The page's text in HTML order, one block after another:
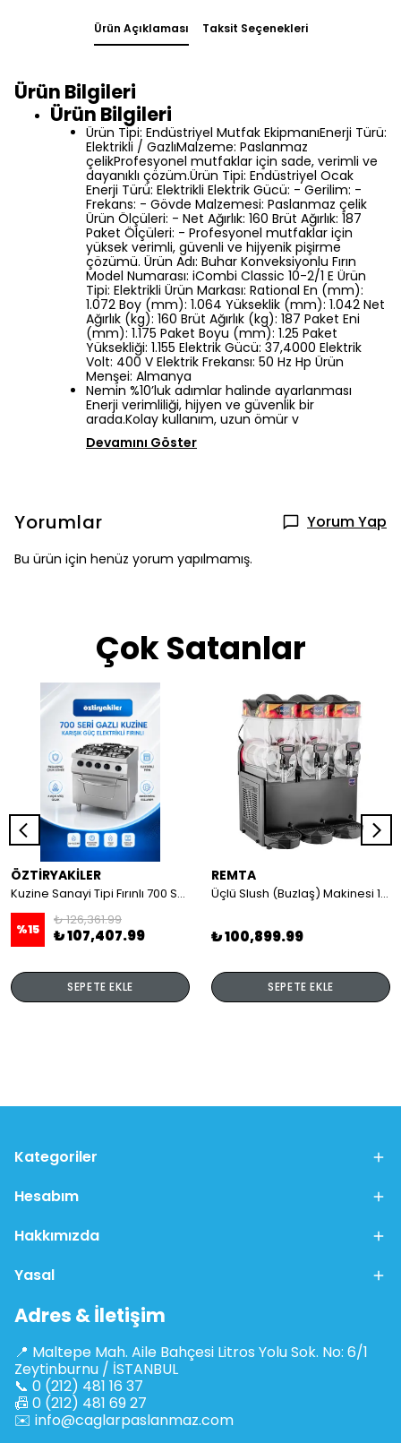
Ürün Açıklaması Taksit Seçenekleri
Ürün Bilgileri
Ürün Bilgileri
Ürün Tipi: Endüstriyel Mutfak EkipmanıEnerji Türü:
Elektrikli / GazlıMalzeme: Paslanmaz
çelikProfesyonel mutfaklar için sade, verimli ve
dayanıklı çözüm.Ürün Tipi: Endüstriyel Ocak
Enerji Türü: Elektrikli Elektrik Gücü: - Gerilim: -
Frekans: - Gövde Malzemesi: Paslanmaz çelik
Ürün Ölçüleri: - Net Ağırlık: 160 Brüt Ağırlık: 187
Paket Ölçüleri: - Profesyonel mutfaklar için
yüksek verimli, güvenli ve hijyenik pişirme
çözümü. Ürün Adı: Buhar Konveksiyonlu Fırın
Model Numarası: iCombi Classic 10-2/1 E Ürün
Tipi: Elektrikli Ürün Markası: Rational En (mm):
1.072 Boy (mm): 1.064 Yükseklik (mm): 1.042 Net
Ağırlık (kg): 160 Brüt Ağırlık (kg): 187 Paket Eni
(mm): 1.175 Paket Boyu (mm): 1.25 Paket
Yüksekliği: 1.155 Elektrik Gücü: 37,4000 Elektrik
Volt: 400 V Elektrik Frekansı: 50 Hz Hp Ürün
Menşei: Almanya
Nemin %10’luk adımlar halinde ayarlanması
Enerji verimliliği, hijyen ve güvenlik bir
arada.Kolay kullanım, uzun ömür v
Devamını Göster
Yorumlar Yorum Yap
Bu ürün için henüz yorum yapılmamış.
Çok Satanlar
ÖZTİRYAKİLER
Kuzine Sanayi Tipi Fırınlı 700 Seri Gazlı 4 Açık Ateş 80x70x85 (Lp)-2X6Kw+2X7,5Kw+6Kw Elektrikli Fırın
%15
₺ 126,361.99
₺ 107,407.99
SEPETE EKLE
REMTA
Üçlü Slush (Buzlaş) Makinesi 12+12+12 lt
₺ 100,899.99
SEPETE EKLE
Kategoriler
Hesabım
Hakkımızda
Yasal
Adres & İletişim
📍 Maltepe Mah. Aile Bahçesi Litros Yolu Sok. No: 6/1
Zeytinburnu / İSTANBUL
📞 0 (212) 481 16 37
📠 0 (212) 481 69 27
✉️ info@caglarpaslanmaz.com